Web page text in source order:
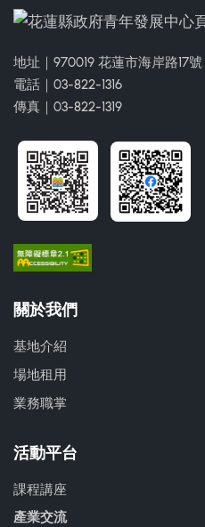
地址｜970019 花蓮市海岸路17號
電話｜03-822-1316
傳真｜03-822-1319
關於我們
基地介紹
場地租用
業務職掌
活動平台
課程講座
產業交流